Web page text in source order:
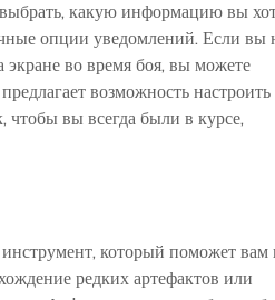
какую информацию вы
опции уведомлений. Если вы
экране во время боя, вы можете
возможность настроить
чтобы вы всегда были в курсе,
который поможет вам
редких артефактов или